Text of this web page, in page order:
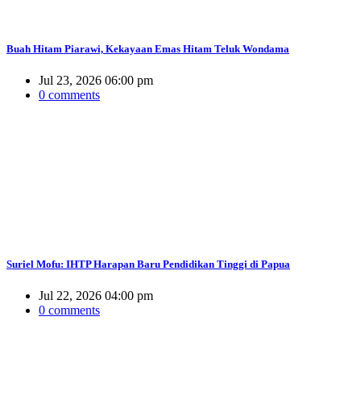
Buah Hitam Piarawi, Kekayaan Emas Hitam Teluk Wondama
Jul 23, 2026 06:00 pm
0 comments
Suriel Mofu: IHTP Harapan Baru Pendidikan Tinggi di Papua
Jul 22, 2026 04:00 pm
0 comments